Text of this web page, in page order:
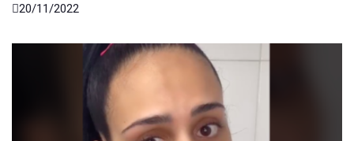
20/11/2022